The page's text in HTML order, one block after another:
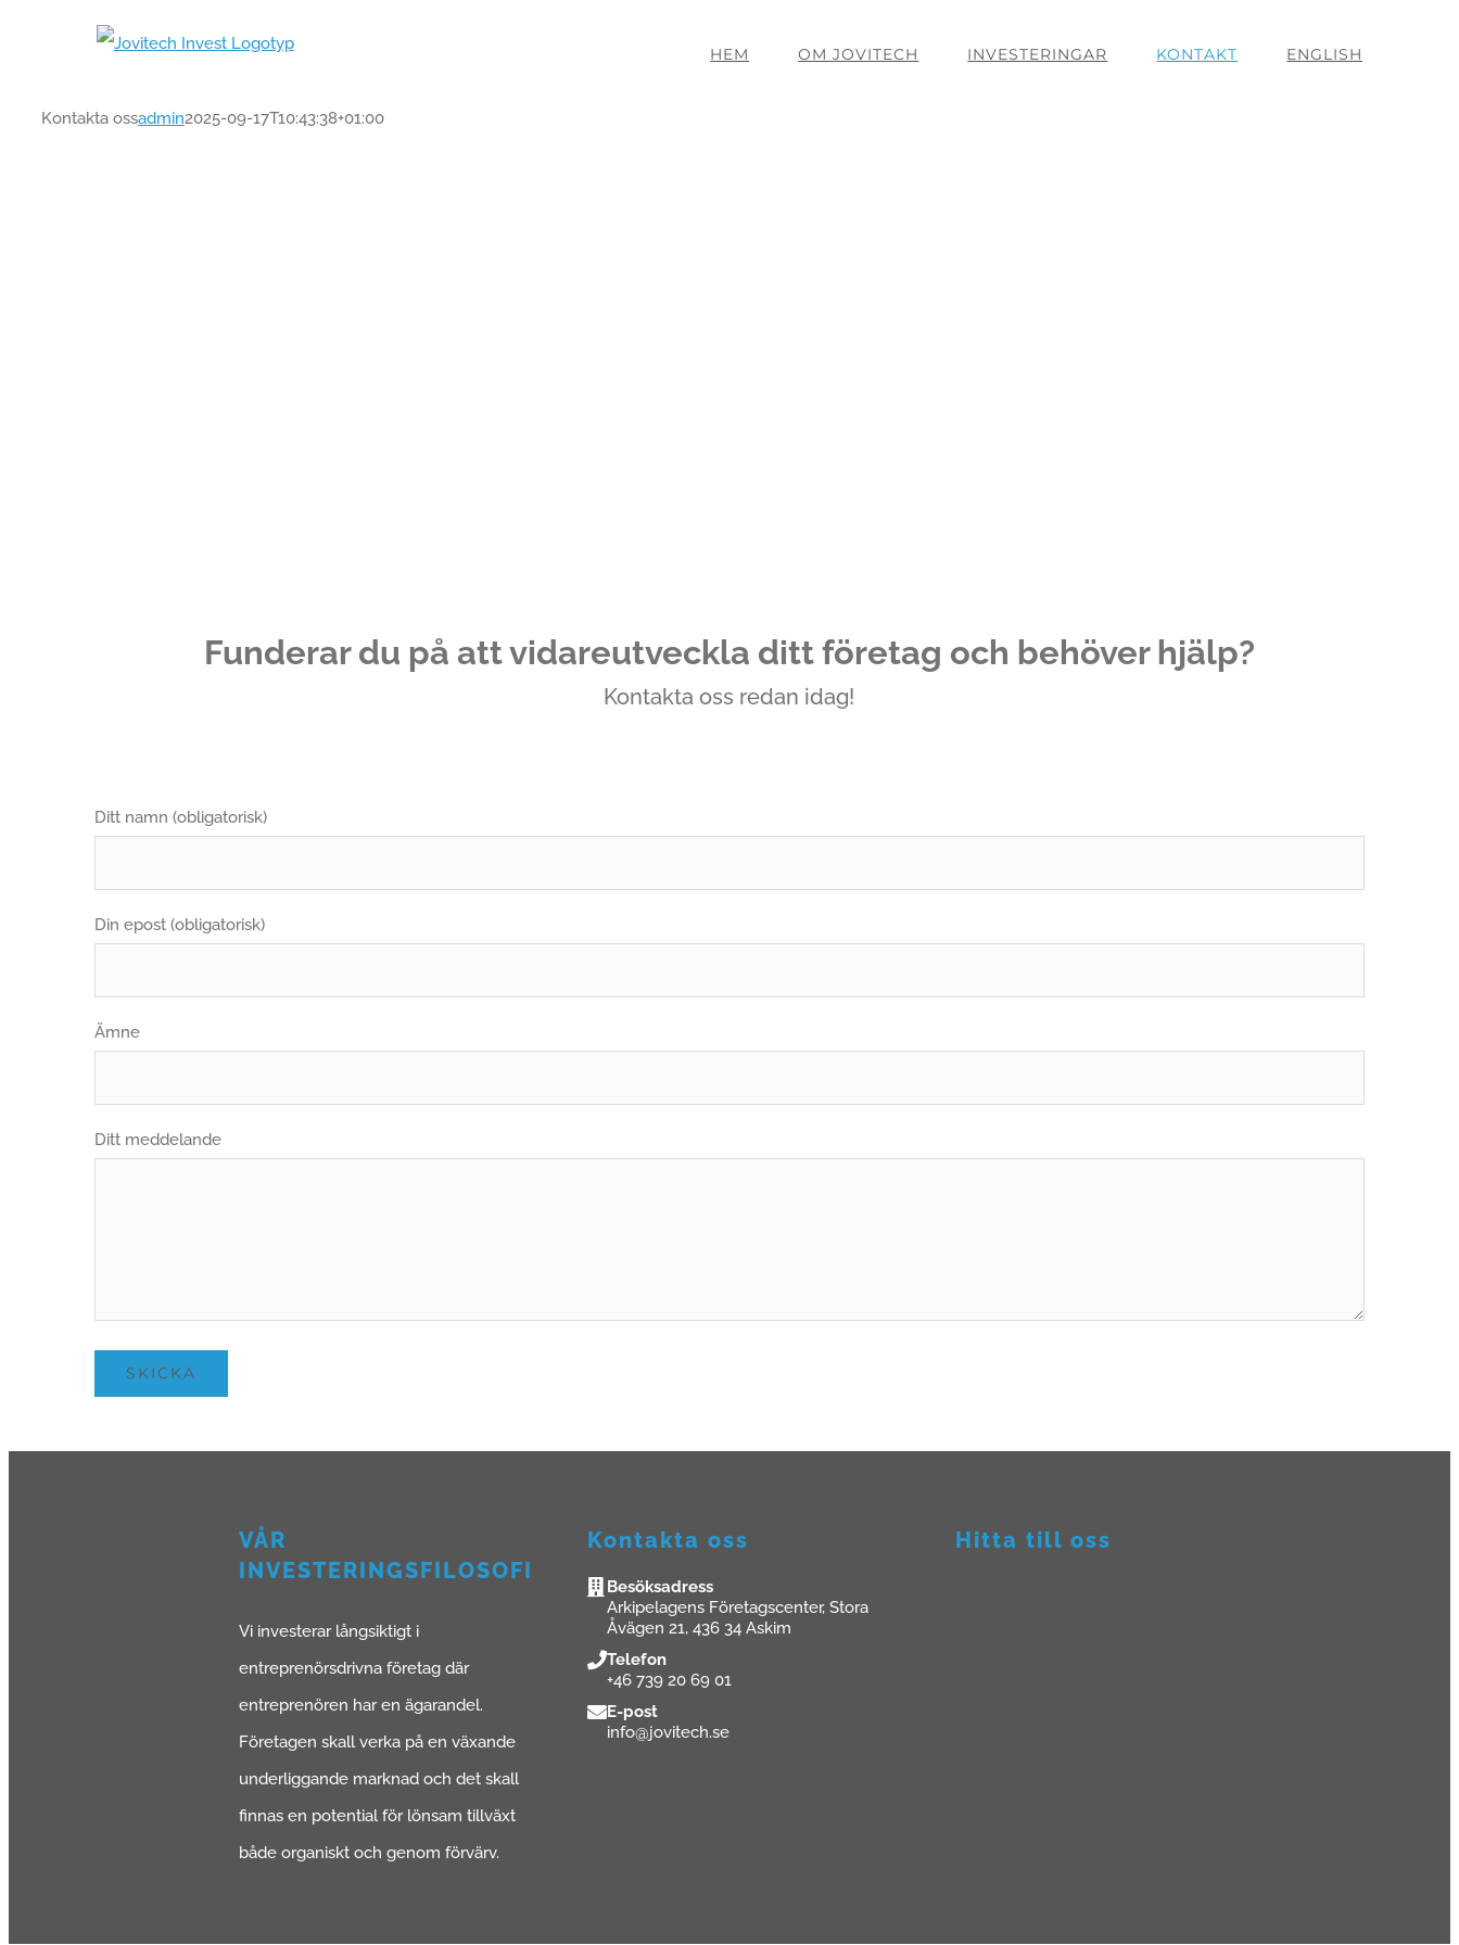
HEM OM JOVITECH INVESTERINGAR KONTAKT ENGLISH
Kontakta ossadmin2025-09-17T10:43:38+01:00
Funderar du på att vidareutveckla ditt företag och behöver hjälp?
Kontakta oss redan idag!
Ditt namn (obligatorisk)
Din epost (obligatorisk)
Ämne
Ditt meddelande
VÅR
INVESTERINGSFILOSOFI
Vi investerar långsiktigt i
entreprenörsdrivna företag där
entreprenören har en ägarandel.
Företagen skall verka på en växande
underliggande marknad och det skall
finnas en potential för lönsam tillväxt
både organiskt och genom förvärv.
Kontakta oss
Besöksadress
Arkipelagens Företagscenter, Stora
Åvägen 21, 436 34 Askim
Telefon
+46 739 20 69 01
E-post
info@jovitech.se
Hitta till oss